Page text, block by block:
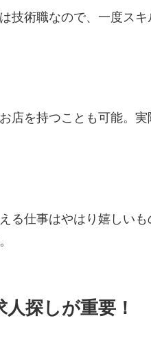
技術職なので、一度ス
店を持つことも可能。
る仕事はやはり嬉しい
探しが重要！